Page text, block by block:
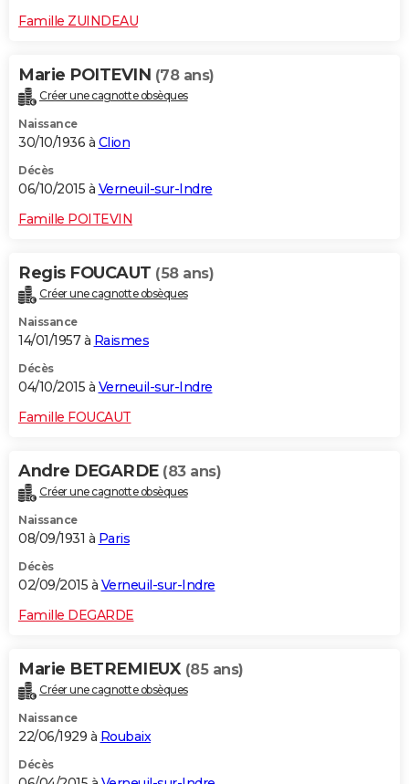
Famille ZUINDEAU
Marie POITEVIN (78 ans)
Créer une cagnotte obsèques
Naissance
30/10/1936 à Clion
Décès
06/10/2015 à Verneuil-sur-Indre
Famille POITEVIN
Regis FOUCAUT (58 ans)
Créer une cagnotte obsèques
Naissance
14/01/1957 à Raismes
Décès
04/10/2015 à Verneuil-sur-Indre
Famille FOUCAUT
Andre DEGARDE (83 ans)
Créer une cagnotte obsèques
Naissance
08/09/1931 à Paris
Décès
02/09/2015 à Verneuil-sur-Indre
Famille DEGARDE
Marie BETREMIEUX (85 ans)
Créer une cagnotte obsèques
Naissance
22/06/1929 à Roubaix
Décès